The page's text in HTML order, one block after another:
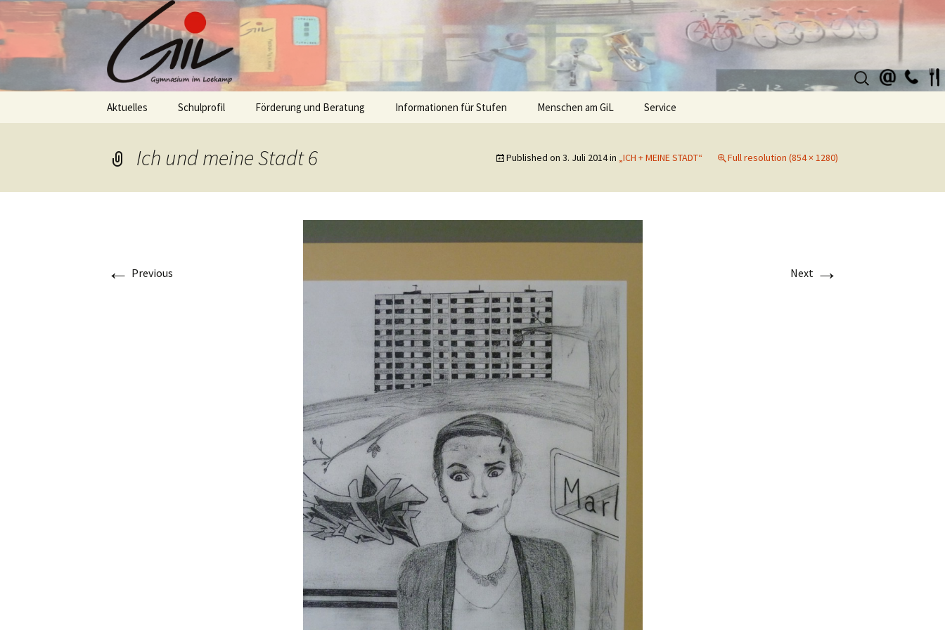
Suchen
nach:
Aktuelles Schulprofil Förderung und Beratung Informationen für Stufen Menschen am GiL Service
Ich und meine Stadt 6 Published on 3. Juli 2014in „ICH + MEINE STADT“ Full resolution (854 × 1280)
← Previous Next →